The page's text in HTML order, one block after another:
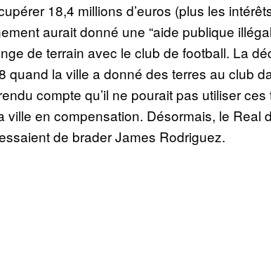
18,4 millions d’euros (plus les
aurait donné une “aide publique
de terrain avec le club de football. La
quand la ville a donné des terres au club
compte qu’il ne pourait pas utiliser
ville en compensation. Désormais, le Real
de brader James Rodriguez.